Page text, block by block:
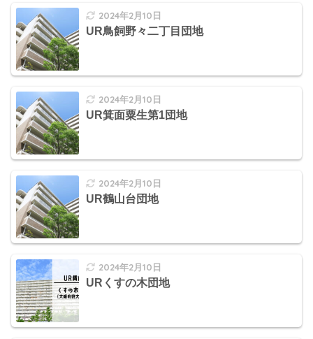
2024年2月10日
UR鳥飼野々二丁目団地
2024年2月10日
UR箕面粟生第1団地
2024年2月10日
UR鶴山台団地
2024年2月10日
URくすの木団地